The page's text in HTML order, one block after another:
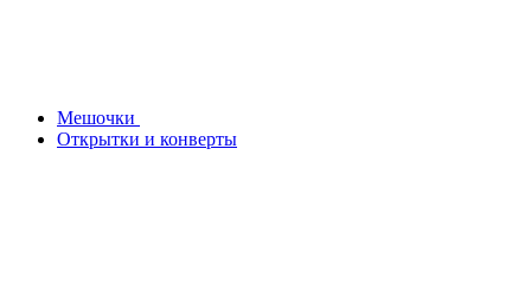
Мешочки
Открытки и конверты